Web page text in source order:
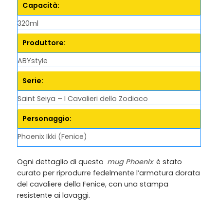
Capacità:
320ml
Produttore:
ABYstyle
Serie:
Saint Seiya – I Cavalieri dello Zodiaco
Personaggio:
Phoenix Ikki (Fenice)
Ogni dettaglio di questo mug Phoenix è stato
curato per riprodurre fedelmente l’armatura dorata
del cavaliere della Fenice, con una stampa
resistente ai lavaggi.